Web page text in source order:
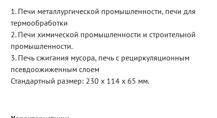
1. Печи металлургической промышленности, печи для
термообработки
2. Печи химической промышленности и строительной
промышленности.
3. Печь сжигания мусора, печь с рециркуляционным
псевдоожиженным слоем
Стандартный размер: 230 x 114 x 65 мм.